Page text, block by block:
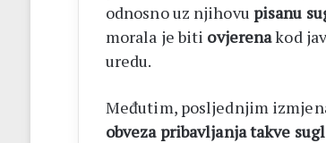
odnosno uz njihovu pisanu
morala je biti ovjerenakod
uredu.
Međutim, posljednjim
obveza pribavljanja takve